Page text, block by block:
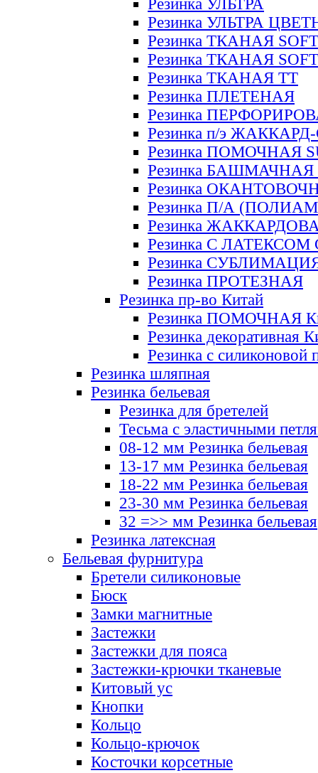
Резинка УЛЬТРА
Резинка УЛЬТРА
Резинка ТКАНАЯ SOFT
Резинка ТКАНАЯ
Резинка ТКАНАЯ ТТ
Резинка ПЛЕТЕНАЯ
Резинка
Резинка п/э
Резинка ПОМОЧНАЯ
Резинка БАШМАЧНАЯ
Резинка
Резинка П/А
Резинка
Резинка С ЛАТЕКСОМ
Резинка
Резинка ПРОТЕЗНАЯ
Резинка пр-во Китай
Резинка ПОМОЧНАЯ
Резинка декоративная
Резинка с силиконовой
Резинка шляпная
Резинка бельевая
Резинка для бретелей
Тесьма с эластичными
08-12 мм Резинка бельевая
13-17 мм Резинка бельевая
18-22 мм Резинка бельевая
23-30 мм Резинка бельевая
32 =>> мм Резинка бельевая
Резинка латексная
Бельевая фурнитура
Бретели силиконовые
Бюск
Замки магнитные
Застежки
Застежки для пояса
Застежки-крючки тканевые
Китовый ус
Кнопки
Кольцо
Кольцо-крючок
Косточки корсетные